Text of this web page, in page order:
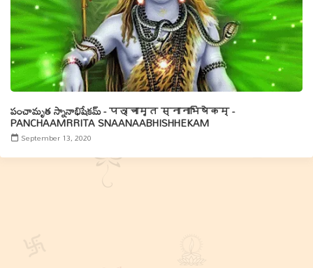
పంచామృత స్నానాభిషేకమ్ - पञ्चामृत स्नानाभिषेकम् -
PANCHAAMRRITA SNAANAABHISHHEKAM
September 13, 2020